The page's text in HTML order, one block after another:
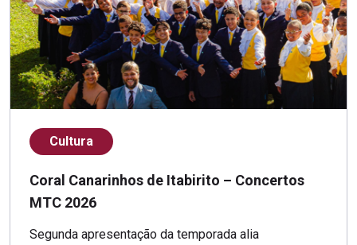
Cultura
Coral Canarinhos de Itabirito – Concertos
MTC 2026
Segunda apresentação da temporada alia